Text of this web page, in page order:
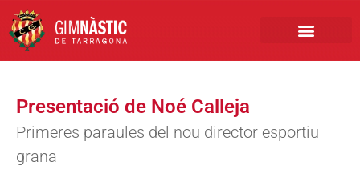
Presentació de Noé Calleja
Primeres paraules del nou director esportiu
grana